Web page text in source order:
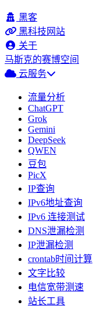
黑客
黑科技网站
关于
马斯克的赛博空间
云服务
流量分析
ChatGPT
Grok
Gemini
DeepSeek
QWEN
豆包
PicX
IP查询
IPv6地址查询
IPv6 连接测试
DNS泄漏检测
IP泄漏检测
crontab时间计算
文字比较
电信宽带测速
站长工具